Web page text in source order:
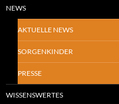
NEWS
AKTUELLE NEWS
SORGENKINDER
PRESSE
WISSENSWERTES